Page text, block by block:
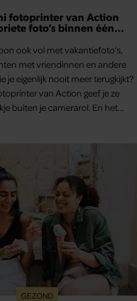
fotoprinter van Action
foto’s binnen één
ook vol met vakantiefoto’s,
met vriendinnen en andere
je eigenlijk nooit meer terugkijkt?
van Action geef je ze
buiten je camerarol. En het
GEZOND